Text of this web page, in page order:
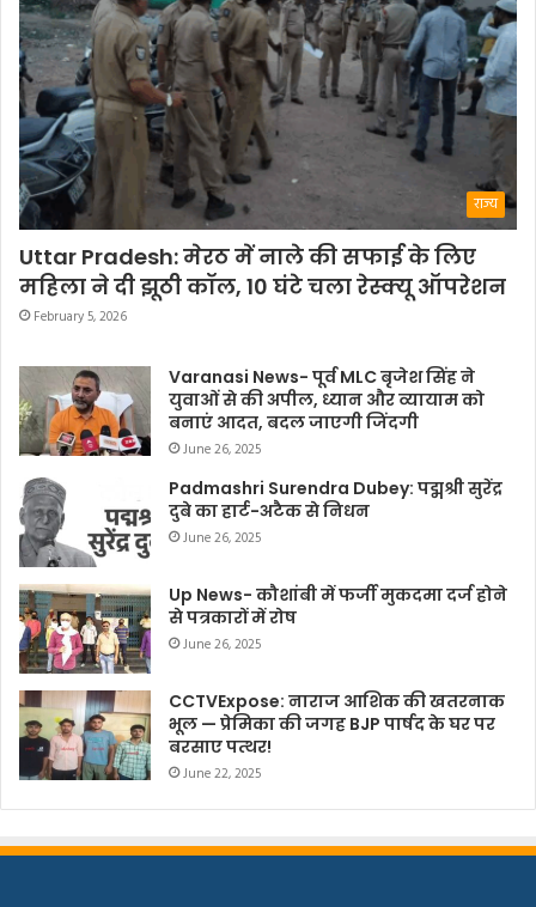
राज्य
Uttar Pradesh: मेरठ में नाले की सफाई के लिए
महिला ने दी झूठी कॉल, 10 घंटे चला रेस्क्यू ऑपरेशन
February 5, 2026
Varanasi News- पूर्व MLC बृजेश सिंह ने
युवाओं से की अपील, ध्यान और व्यायाम को
बनाएं आदत, बदल जाएगी जिंदगी
June 26, 2025
Padmashri Surendra Dubey: पद्मश्री सुरेंद्र
दुबे का हार्ट-अटैक से निधन
June 26, 2025
Up News- कौशांबी में फर्जी मुकदमा दर्ज होने
से पत्रकारों में रोष
June 26, 2025
CCTVExpose: नाराज आशिक की खतरनाक
भूल — प्रेमिका की जगह BJP पार्षद के घर पर
बरसाए पत्थर!
June 22, 2025